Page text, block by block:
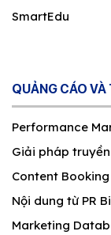
SmartEdu
QUẢNG CÁO VÀ
Performance
Giải pháp
Content Booking
Nội dung từ PR
Marketing